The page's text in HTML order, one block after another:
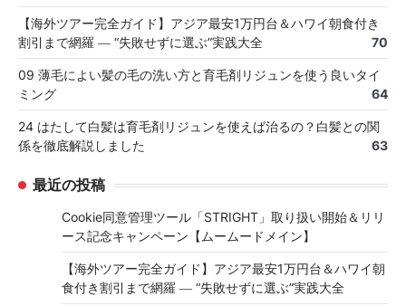
【海外ツアー完全ガイド】アジア最安1万円台＆ハワイ朝食付き
割引まで網羅 ― “失敗せずに選ぶ”実践大全
70
09 薄毛によい髪の毛の洗い方と育毛剤リジュンを使う良いタイ
ミング
64
24 はたして白髪は育毛剤リジュンを使えば治るの？白髪との関
係を徹底解説しました
63
最近の投稿
Cookie同意管理ツール「STRIGHT」取り扱い開始＆リリ
ース記念キャンペーン【ムームードメイン】
【海外ツアー完全ガイド】アジア最安1万円台＆ハワイ朝
食付き割引まで網羅 ― “失敗せずに選ぶ”実践大全